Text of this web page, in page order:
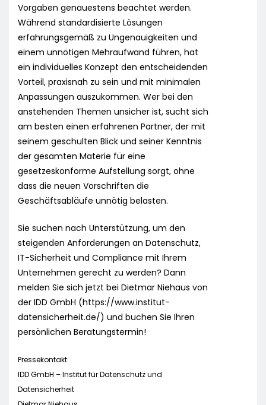
Vorgaben genauestens beachtet werden.
Während standardisierte Lösungen
erfahrungsgemäß zu Ungenauigkeiten und
einem unnötigen Mehraufwand führen, hat
ein individuelles Konzept den entscheidenden
Vorteil, praxisnah zu sein und mit minimalen
Anpassungen auszukommen. Wer bei den
anstehenden Themen unsicher ist, sucht sich
am besten einen erfahrenen Partner, der mit
seinem geschulten Blick und seiner Kenntnis
der gesamten Materie für eine
gesetzeskonforme Aufstellung sorgt, ohne
dass die neuen Vorschriften die
Geschäftsabläufe unnötig belasten.
Sie suchen nach Unterstützung, um den
steigenden Anforderungen an Datenschutz,
IT-Sicherheit und Compliance mit Ihrem
Unternehmen gerecht zu werden? Dann
melden Sie sich jetzt bei Dietmar Niehaus von
der IDD GmbH (https://www.institut-
datensicherheit.de/) und buchen Sie Ihren
persönlichen Beratungstermin!
Pressekontakt:
IDD GmbH – Institut für Datenschutz und
Datensicherheit